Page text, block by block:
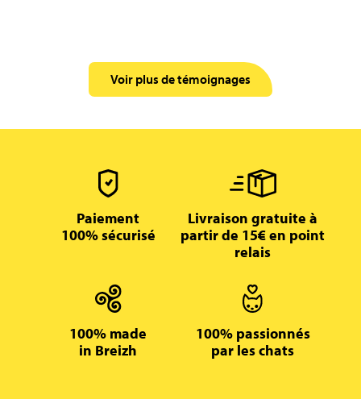
Voir plus de témoignages
Paiement
100% sécurisé
Livraison gratuite à
partir de 15€ en point
relais
100% made
in Breizh
100% passionnés
par les chats